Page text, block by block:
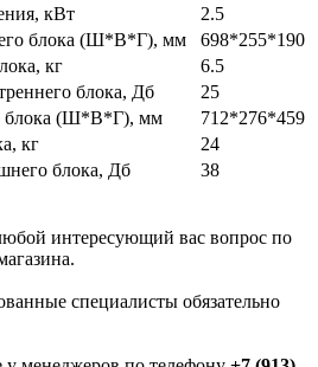
кВт
2.5
блока (Ш*В*Г), мм
698*255*190
кг
6.5
блока, Дб
25
блока (Ш*В*Г), мм
712*276*459
кг
24
блока, Дб
38
интересующий вас вопрос по
специалисты обязательно